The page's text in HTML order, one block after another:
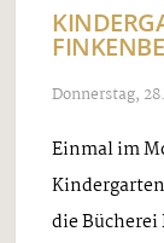
Donnerstag,
Einmal im
die